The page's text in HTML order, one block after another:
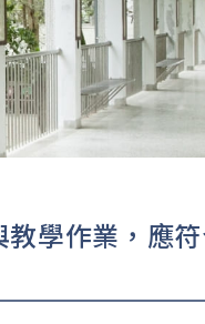
學作業，應